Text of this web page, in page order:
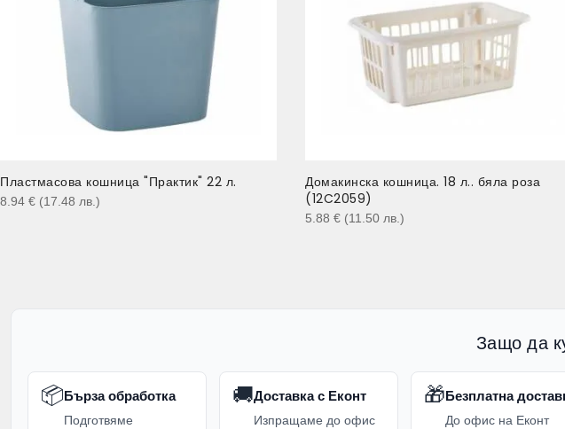
Пластмасова кошница "Практик" 22 л.
8.94 € (17.48 лв. )
Домакинска кошница. 18 л.. бяла роза
(12C2059)
5.88 € (11.50 лв. )
Защо да
📦Бърза обработка
Подготвяме
🚚Доставка с Еконт
Изпращаме до офис
🎁Безплатна
До офис на Еконт